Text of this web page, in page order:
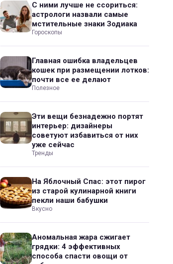
С ними лучше не ссориться:
астрологи назвали самые
мстительные знаки Зодиака
Гороскопы
Главная ошибка владельцев
кошек при размещении лотков:
почти все ее делают
Полезное
Эти вещи безнадежно портят
интерьер: дизайнеры
советуют избавиться от них
уже сейчас
Тренды
На Яблочный Спас: этот пирог
из старой кулинарной книги
пекли наши бабушки
Вкусно
Аномальная жара сжигает
грядки: 4 эффективных
способа спасти овощи от